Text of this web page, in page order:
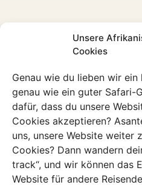
Unsere
Cookies
Genau wie du lieben wir ein
genau wie ein guter Safari-
dafür, dass du unsere
Cookies akzeptieren?
uns, unsere Website weiter
Cookies? Dann wandern
track“, und wir können das
Website für andere
10.000+
bereits Ihre
gebucht